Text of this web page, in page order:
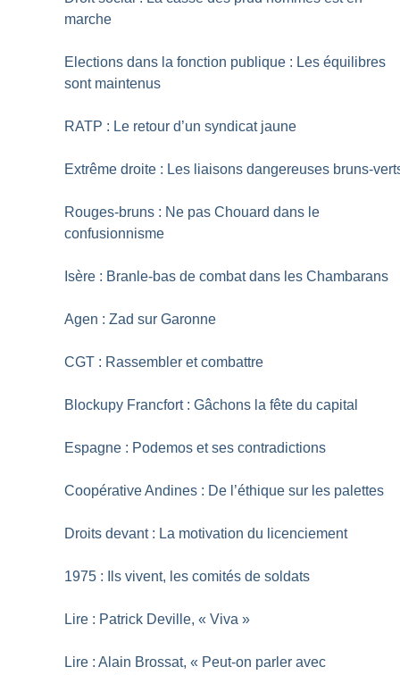
marche
Elections dans la fonction publique : Les équilibres
sont maintenus
RATP : Le retour d’un syndicat jaune
Extrême droite : Les liaisons dangereuses bruns-
Rouges-bruns : Ne pas Chouard dans le
confusionnisme
Isère : Branle-bas de combat dans les Chambarans
Agen : Zad sur Garonne
CGT : Rassembler et combattre
Blockupy Francfort : Gâchons la fête du capital
Espagne : Podemos et ses contradictions
Coopérative Andines : De l’éthique sur les palettes
Droits devant : La motivation du licenciement
1975 : Ils vivent, les comités de soldats
Lire : Patrick Deville, « Viva »
Lire : Alain Brossat, « Peut-on parler avec